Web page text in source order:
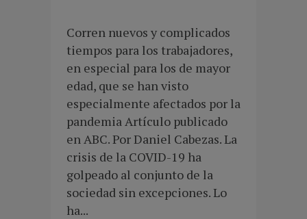
Corren nuevos y complicados
tiempos para los trabajadores,
en especial para los de mayor
edad, que se han visto
especialmente afectados por la
pandemia Artículo publicado
en ABC. Por Daniel Cabezas. La
crisis de la COVID-19 ha
golpeado al conjunto de la
sociedad sin excepciones. Lo
ha...